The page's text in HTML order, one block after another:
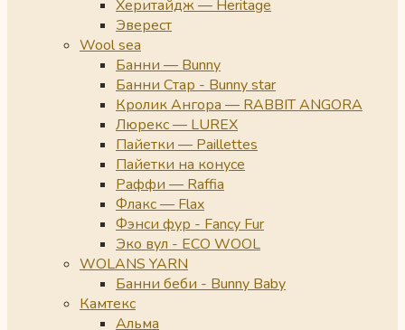
Херитайдж — Heritage
Эверест
Wool sea
Банни — Bunny
Банни Стар - Bunny star
Кролик Ангора — RABBIT ANGORA
Люрекс — LUREX
Пайетки — Paillettes
Пайетки на конусе
Раффи — Raffia
Флакс — Flax
Фэнси фур - Fancy Fur
Эко вул - ECO WOOL
WOLANS YARN
Банни беби - Bunny Baby
Камтекс
Альма